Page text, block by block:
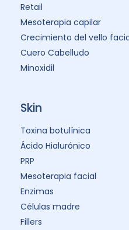
Retail
Mesoterapia capilar
Crecimiento del vello
Cuero Cabelludo
Minoxidil
Skin
Toxina botulínica
Ácido Hialurónico
PRP
Mesoterapia facial
Enzimas
Células madre
Fillers